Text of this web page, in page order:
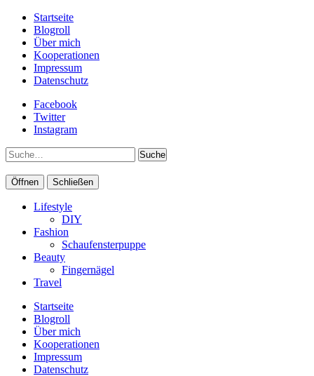
Startseite
Blogroll
Über mich
Kooperationen
Impressum
Datenschutz
Facebook
Twitter
Instagram
Suche
Öffnen Schließen
Lifestyle
DIY
Fashion
Schaufensterpuppe
Beauty
Fingernägel
Travel
Startseite
Blogroll
Über mich
Kooperationen
Impressum
Datenschutz